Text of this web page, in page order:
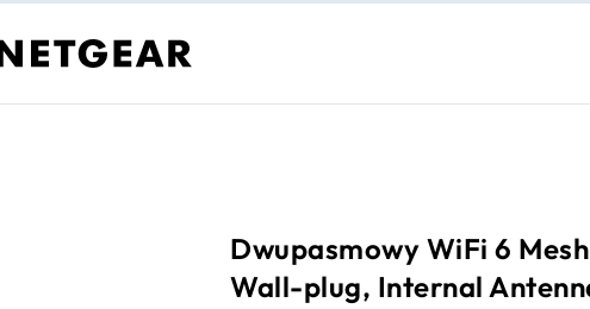
Dwupasmowy WiFi 6
Wall-plug, Internal